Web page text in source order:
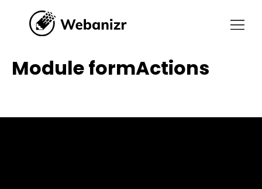
Module formActions